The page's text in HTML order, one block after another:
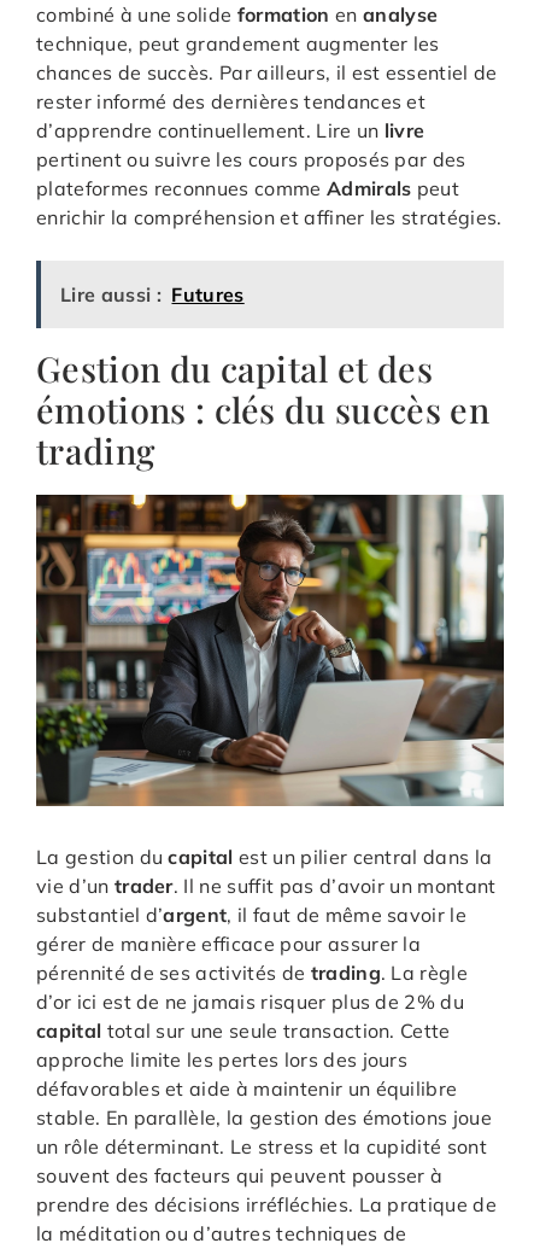
combiné à une solide formation en analyse
technique, peut grandement augmenter les
chances de succès. Par ailleurs, il est essentiel de
rester informé des dernières tendances et
d’apprendre continuellement. Lire un livre
pertinent ou suivre les cours proposés par des
plateformes reconnues comme Admirals peut
enrichir la compréhension et affiner les stratégies.
Lire aussi : Futures
Gestion du capital et des
émotions : clés du succès en
trading
La gestion ducapital est un pilier central dans la
vie d’un trader. Il ne suffit pas d’avoir un montant
substantiel d’argent, il faut de même savoir le
gérer de manière efficace pour assurer la
pérennité de ses activités de trading. La règle
d’or ici est de ne jamais risquer plus de 2% du
capital total sur une seule transaction. Cette
approche limite les pertes lors des jours
défavorables et aide à maintenir un équilibre
stable. En parallèle, la gestion des émotions joue
un rôle déterminant. Le stress et la cupidité sont
souvent des facteurs qui peuvent pousser à
prendre des décisions irréfléchies. La pratique de
la méditation ou d’autres techniques de